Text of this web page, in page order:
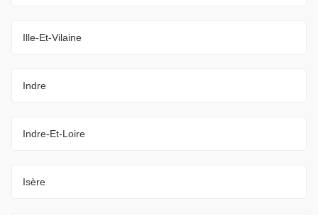
Ille-Et-Vilaine
Indre
Indre-Et-Loire
Isère